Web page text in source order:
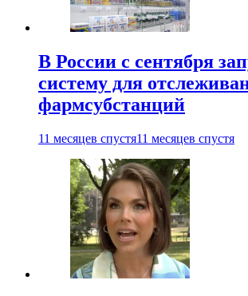
В России с сентября
систему для
фармсубстанций
11 месяцев спустя11 месяцев спустя